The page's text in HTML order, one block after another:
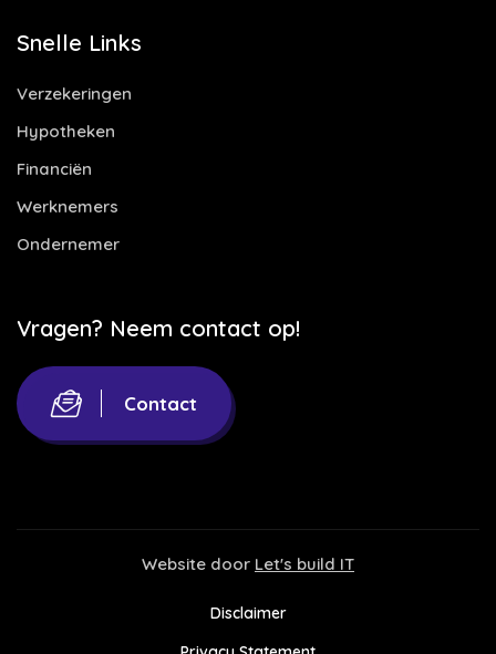
Snelle Links
Verzekeringen
Hypotheken
Financiën
Werknemers
Ondernemer
Vragen? Neem contact op!
Contact
Website door Let's build IT
Disclaimer